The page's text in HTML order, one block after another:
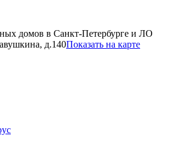
домов в Санкт-Петербурге и ЛО
д.140Показать на карте